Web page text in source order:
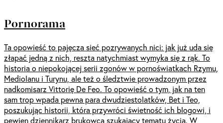
Pornorama
Ta opowieść to pajęcza sieć pozrywanych nici: jak już uda się
złapać jedną z nich, reszta natychmiast wymyka się z rąk. To
historia o niepokojącej serii zgonów w pornoświatkach Rzymu,
Mediolanu i Turynu, ale też o śledztwie prowadzonym przez
nadkomisarz Vittorię De Feo. To opowieść o tym, jak na ten
sam trop wpada pewna para dwudziestolatków, Bet i Teo,
poszukując historii, która przywróci świetność ich blogowi, i
pewien dziennikarz brukowca szukający tematu życia. W